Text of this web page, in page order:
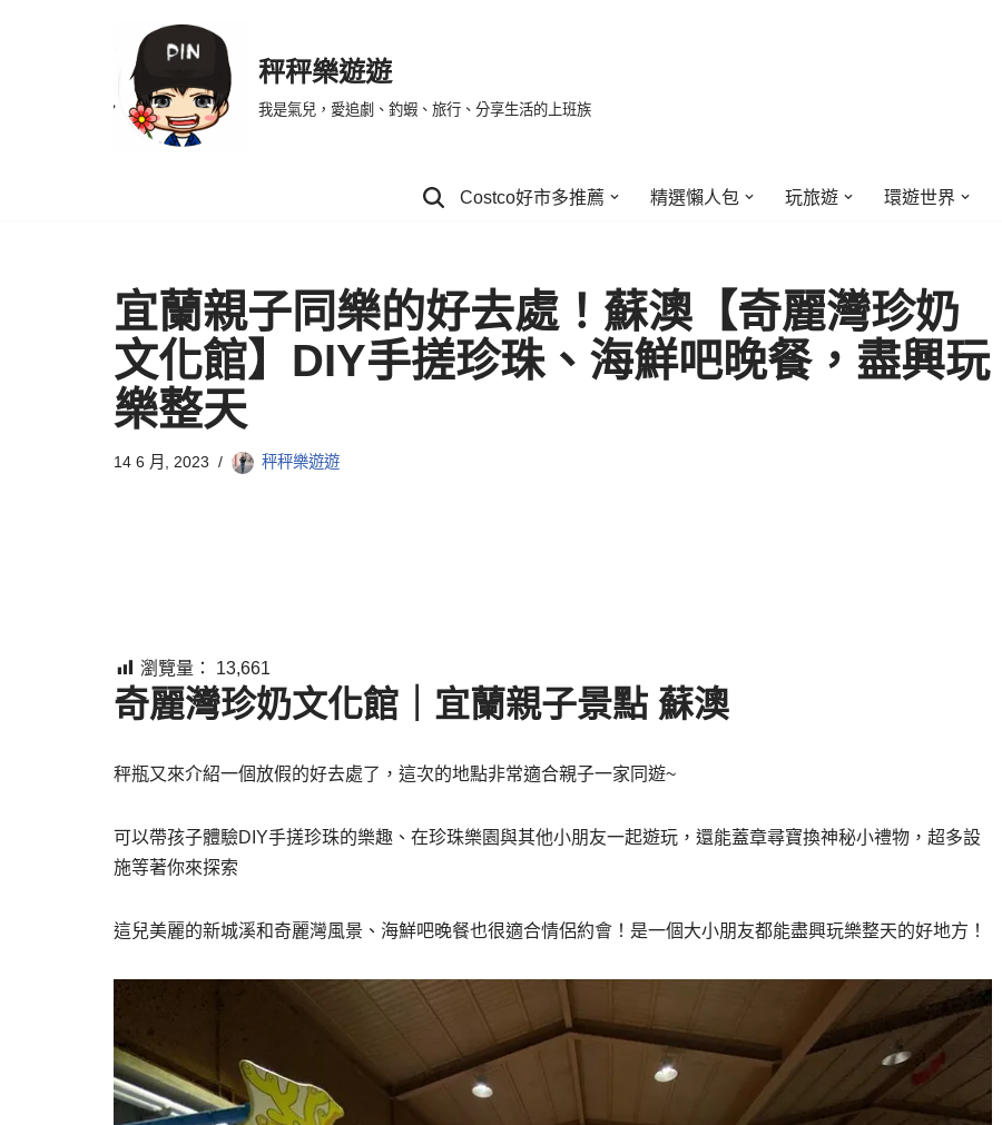
秤秤樂遊遊
我是氣兒，愛追劇、釣蝦、旅行、分享生活的上班族
Costco好市多推薦 精選懶人包 玩旅遊 環遊世界
宜蘭親子同樂的好去處！蘇澳【奇麗灣珍奶
文化館】DIY手搓珍珠、海鮮吧晚餐，盡興玩
樂整天
14 6 月, 2023 秤秤樂遊遊
瀏覽量： 13,661
奇麗灣珍奶文化館｜宜蘭親子景點 蘇澳
秤瓶又來介紹一個放假的好去處了，這次的地點非常適合親子一家同遊~
可以帶孩子體驗DIY手搓珍珠的樂趣、在珍珠樂園與其他小朋友一起遊玩，還能蓋章尋寶換神秘小禮物，超多設
施等著你來探索
這兒美麗的新城溪和奇麗灣風景、海鮮吧晚餐也很適合情侶約會！是一個大小朋友都能盡興玩樂整天的好地方！